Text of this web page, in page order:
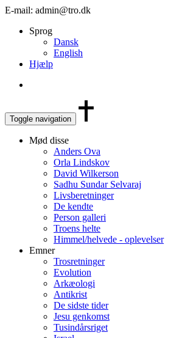
E-mail: admin@tro.dk
Sprog
Dansk
English
Hjælp
Toggle navigation
Mød disse
Anders Ova
Orla Lindskov
David Wilkerson
Sadhu Sundar Selvaraj
Livsberetninger
De kendte
Person galleri
Troens helte
Himmel/helvede - oplevelser
Emner
Trosretninger
Evolution
Arkæologi
Antikrist
De sidste tider
Jesu genkomst
Tusindårsriget